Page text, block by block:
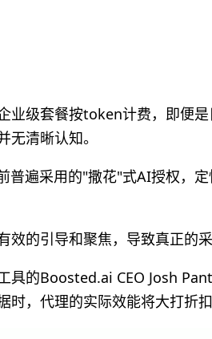
业级套餐按token计费，即便
清晰认知。
普遍采用的"撒花"式AI授权，
的引导和聚焦，导致真正的采
具的Boosted.ai CEO Josh
，代理的实际效能将大打折